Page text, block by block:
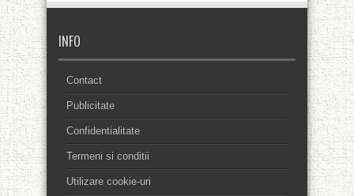
INFO
Contact
Publicitate
Confidentialitate
Termeni si conditii
Utilizare cookie-uri